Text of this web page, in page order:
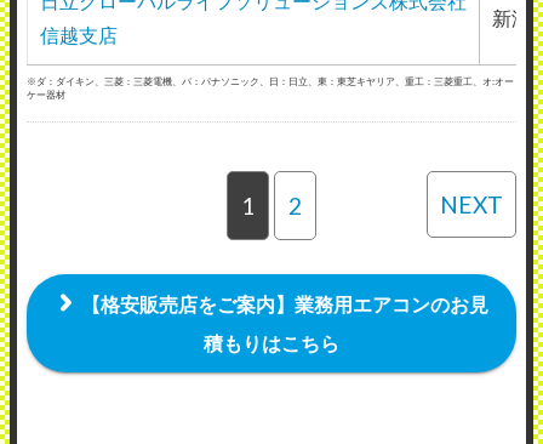
信越支店
新潟
※ダ：ダイキン、三菱：三菱電機、パ：パナソニック、日：日立、東：東芝キヤリア、重工：三菱重工、オ:オー
ケー器材
1 2 NEXT
【格安販売店をご案内】業務用エアコンのお見
積もりはこちら